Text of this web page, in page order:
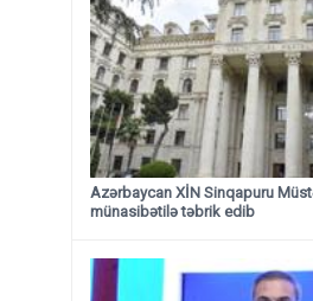
Azərbaycan XİN Sinqapuru
münasibətilə təbrik edib